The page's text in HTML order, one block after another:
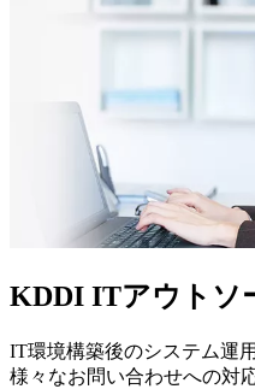
KDDI ITアウトソ
IT環境構築後のシステム運
様々なお問い合わせへの対